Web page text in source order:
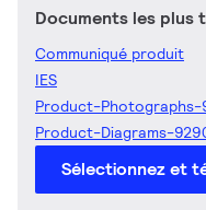
Documents les plus
Communiqué produit
IES
Product-Photographs-
Product-Diagrams-
Sélectionnez et